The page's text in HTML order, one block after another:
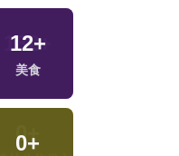
12+
美食
0+